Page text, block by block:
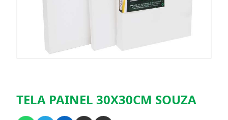
TELA PAINEL 30X30CM SOUZA